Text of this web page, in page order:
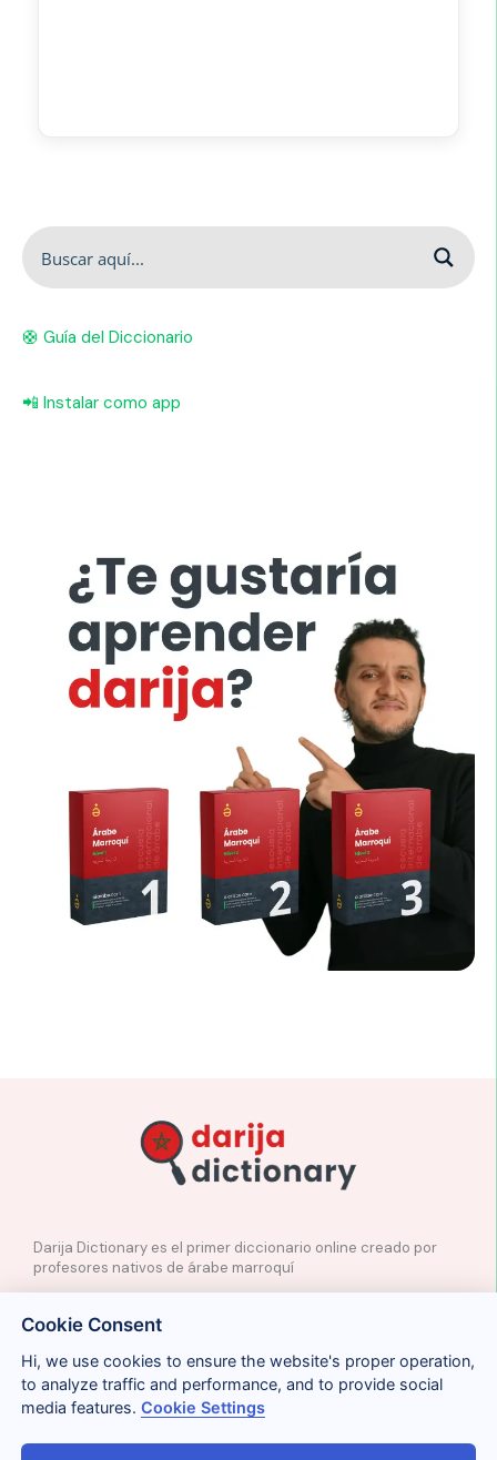
🛟 Guía del Diccionario
📲 Instalar como app
Darija Dictionary es el primer diccionario online creado por
profesores nativos de árabe marroquí
✉️ Contacto
📲Redes Sociales
🤝🏼Proponer palabras
Legal Cookies Privacidad Condiciones
Cookie Consent
Hi, we use cookies to ensure the website's proper operation,
to analyze traffic and performance, and to provide social
media features.Cookie Settings